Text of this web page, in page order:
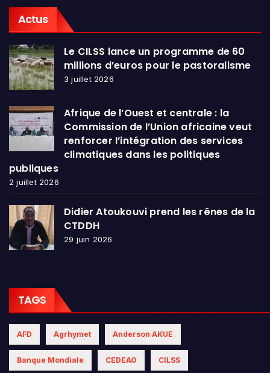
Actus
Le CILSS lance un programme de 60
millions d’euros pour le pastoralisme
3 juillet 2026
Afrique de l’Ouest et centrale : la
Commission de l’Union africaine veut
renforcer l’intégration des services
climatiques dans les politiques
publiques
2 juillet 2026
Didier Atoukouvi prend les rênes de la
CTDDH
29 juin 2026
TAGS
AFD Agrhymet Anderson AKUE
Banque Mondiale CEDEAO CILSS